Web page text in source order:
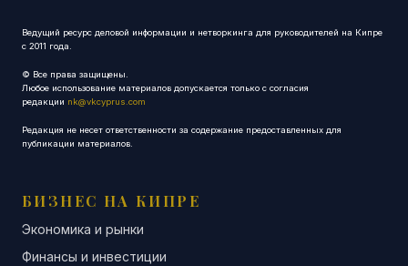
Ведущий ресурс деловой информации и нетворкинга для руководителей на Кипре
с 2011 года.
© Все права защищены.
Любое использование материалов допускается только с согласия
редакции nk@vkcyprus.com
Редакция не несет ответственности за содержание предоставленных для
публикации материалов.
БИЗНЕС НА КИПРЕ
Экономика и рынки
Финансы и инвестиции